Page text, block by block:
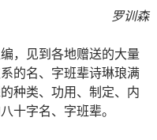
罗训森
，见到各地赠送的大量
的名、字班辈诗琳琅满
种类、功用、制定、内
十字名、字班辈。